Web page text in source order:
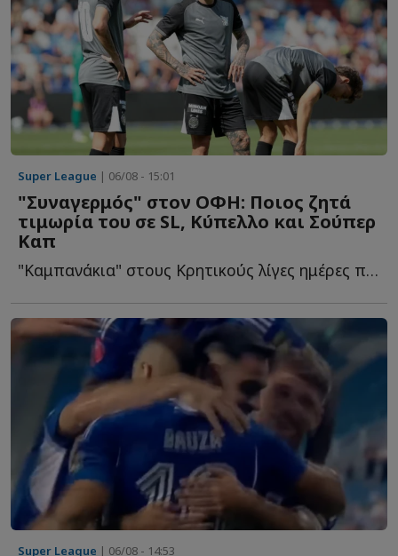
Super League | 06/08 - 15:01
"Συναγερμός" στον ΟΦΗ: Ποιος ζητά
τιμωρία του σε SL, Κύπελλο και Σούπερ
Καπ
"Καμπανάκια" στους Κρητικούς λίγες ημέρες πριν τον τ...
Super League | 06/08 - 14:53